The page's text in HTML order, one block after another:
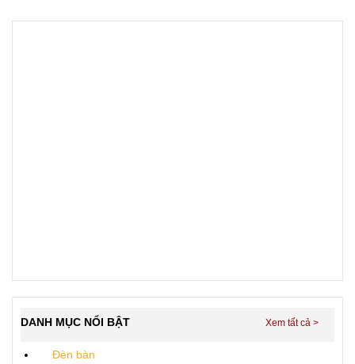
DANH MỤC NỔI BẬT
Đèn bàn